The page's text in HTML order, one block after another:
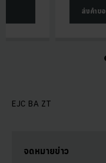
ส่งคำขอ
EJC BA ZT
จดหมายข่าว